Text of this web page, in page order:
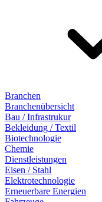
Branchen
Branchenübersicht
Bau / Infrastrukur
Bekleidung / Textil
Biotechnologie
Chemie
Dienstleistungen
Eisen / Stahl
Elektrotechnologie
Erneuerbare Energien